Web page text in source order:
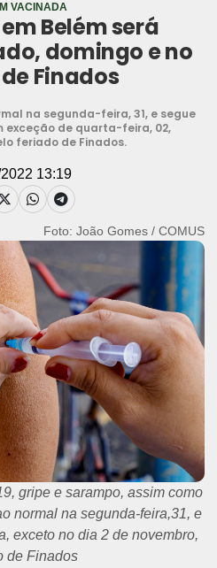
VACINADA
Belém será
domingo e no
Finados
na segunda-feira, 31, e segue
exceção de quarta-feira, 02,
feriado de Finados.
13:19
Foto: João Gomes / COMUS
gripe e sarampo, assim como
normal na segunda-feira,31, e
exceto no dia 2 de novembro,
de Finados